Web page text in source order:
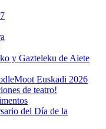
y Gazteleku de Aiete
Euskadi 2026
de teatro!
del Día de la